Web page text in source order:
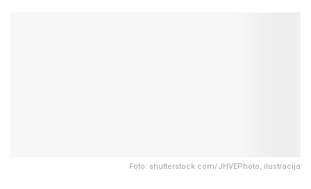
Foto: shutterstock.com/JHVEPhoto, ilustracija